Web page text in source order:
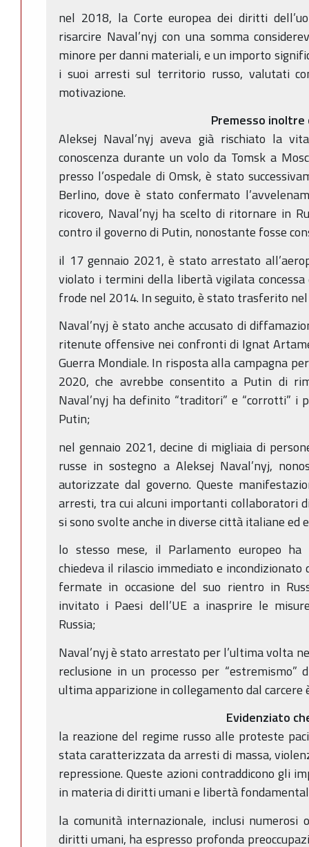
nel 2018, la Corte europea dei diritti
risarcire Naval’nyj con una somma
minore per danni materiali, e un importo
i suoi arresti sul territorio russo, valutati
motivazione.
Premesso inoltre
Aleksej Naval’nyj aveva già rischiato la
conoscenza durante un volo da Tomsk a
presso l’ospedale di Omsk, è stato
Berlino, dove è stato confermato
ricovero, Naval’nyj ha scelto di ritornare in
contro il governo di Putin, nonostante fosse
il 17 gennaio 2021, è stato arrestato
violato i termini della libertà vigilata concessa
frode nel 2014. In seguito, è stato trasferito
Naval’nyj è stato anche accusato di
ritenute offensive nei confronti di Ignat
Guerra Mondiale. In risposta alla campagna
2020, che avrebbe consentito a Putin di
Naval’nyj ha definito “traditori” e “corrotti”
Putin;
nel gennaio 2021, decine di migliaia di
russe in sostegno a Aleksej Naval’nyj,
autorizzate dal governo. Queste
arresti, tra cui alcuni importanti collaboratori
si sono svolte anche in diverse città italiane ed
lo stesso mese, il Parlamento europeo ha
chiedeva il rilascio immediato e
fermate in occasione del suo rientro in
invitato i Paesi dell’UE a inasprire le
Russia;
Naval’nyj è stato arrestato per l’ultima volta
reclusione in un processo per “estremismo”
ultima apparizione in collegamento dal carcere
Evidenziato
la reazione del regime russo alle proteste
stata caratterizzata da arresti di massa,
repressione. Queste azioni contraddicono gli
in materia di diritti umani e libertà
la comunità internazionale, inclusi numerosi
diritti umani, ha espresso profonda